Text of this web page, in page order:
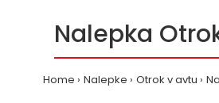
Nalepka
Home Nalepke Otrok v avtu